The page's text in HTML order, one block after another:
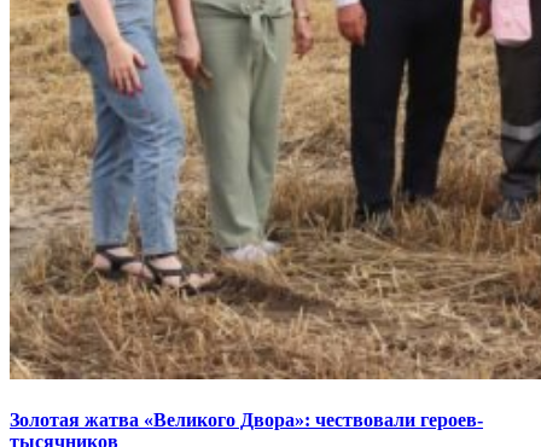
Золотая жатва «Великого Двора»: чествовали героев-
тысячников